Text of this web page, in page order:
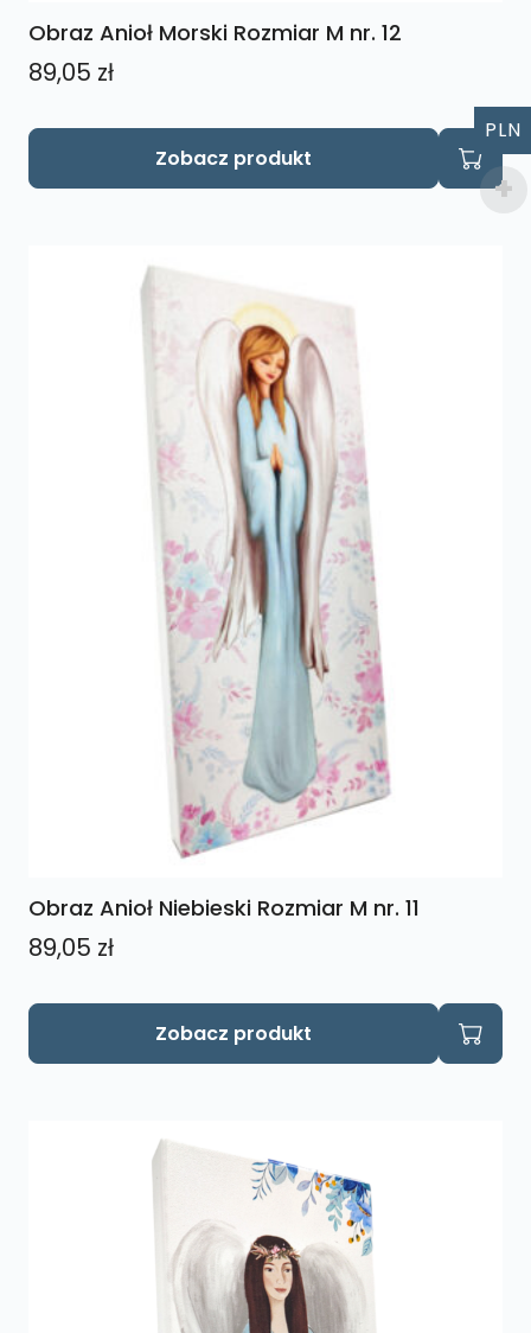
Obraz Anioł Morski Rozmiar M nr. 12
89,05 zł
Zobacz produkt
Obraz Anioł Niebieski Rozmiar M nr. 11
89,05 zł
Zobacz produkt
PLN